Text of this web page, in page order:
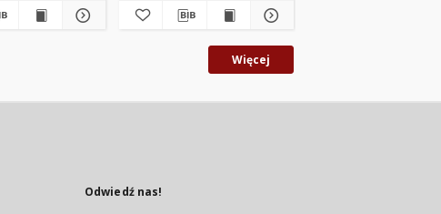
Więcej
Odwiedź nas!